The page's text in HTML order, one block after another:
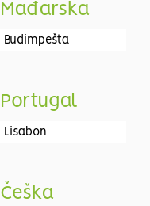
Mađarska
Budimpešta
Portugal
Lisabon
Češka